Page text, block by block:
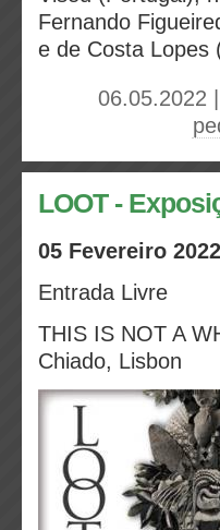
Fernando
e de Costa Lopes
06.05.2022
LOOT -
05 Fevereiro
Entrada Livre
THIS IS NOT A
Chiado, Lisbon